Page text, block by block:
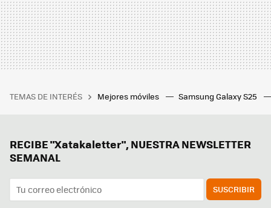
TEMAS DE INTERÉS Mejores móviles Samsung Galaxy S25
RECIBE "Xatakaletter", NUESTRA NEWSLETTER
SEMANAL
SUSCRIBIR